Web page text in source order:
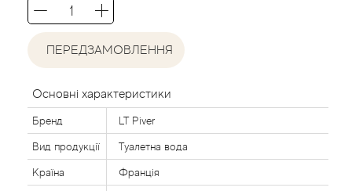
ПЕРЕДЗАМОВЛЕННЯ
Основні характеристики
Бренд LT Piver
Вид продукції Туалетна вода
Країна Франція
Acqua di Parma
Adidas
Aedes de Venustas